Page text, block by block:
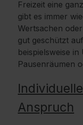
Freizeit eine
gibt es immer
Wertsachen
gut geschützt
beispielsweise
Pausenräumen
Anspruch